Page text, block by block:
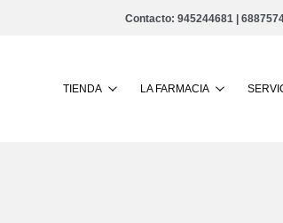
Contacto: 945244681 |
TIENDA LA FARMACIA